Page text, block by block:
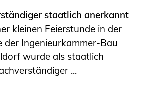
staatlich anerkannt
kleinen Feierstunde in der
der Ingenieurkammer-Bau
wurde als staatlich
...